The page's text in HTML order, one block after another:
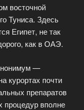
восточной
Туниса. Здесь
Египет, не так
как в ОАЭ.
—
курортах почти
препаратов
процедур вполне